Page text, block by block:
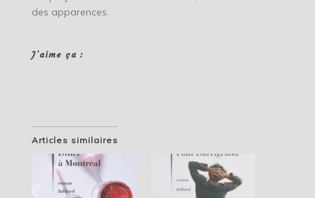
des apparences.
J’aime ça :
Articles similaires